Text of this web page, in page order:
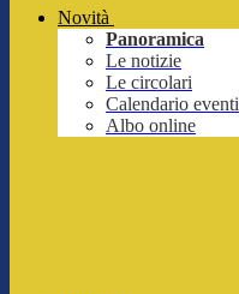
Novità
Panoramica
Le notizie
Le circolari
Calendario eventi
Albo online